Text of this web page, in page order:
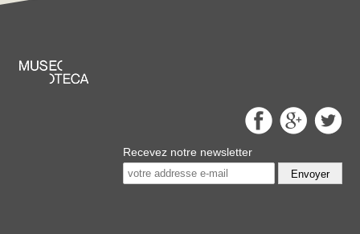
Recevez notre newsletter
Envoyer